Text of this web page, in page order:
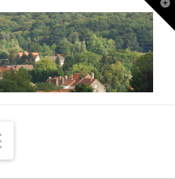
Navigation